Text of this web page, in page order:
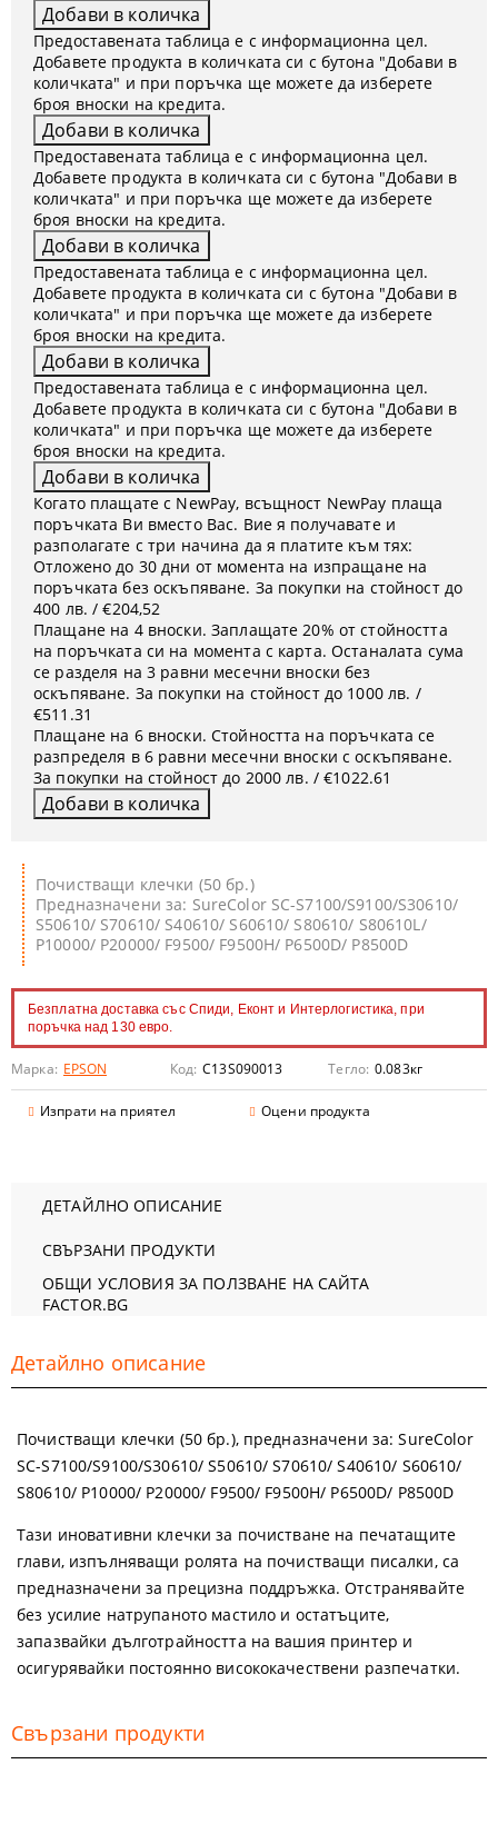
Почистващи клечки (50 бр.)
Предназначени за: SureColor SC-S7100/S9100/S30610/
S50610/ S70610/ S40610/ S60610/ S80610/ S80610L/
P10000/ P20000/ F9500/ F9500H/ P6500D/ P8500D
Безплатна доставка със Спиди, Еконт и Интерлогистика, при
поръчка над 130 евро.
Марка: EPSON Код: C13S090013 Тегло: 0.083кг
Изпрати на приятел Оцени продукта
Предоставената таблица е с информационна цел.
Добавете продукта в количката си с бутона "Добави в
количката" и при поръчка ще можете да изберете
броя вноски на кредита.
Предоставената таблица е с информационна цел.
Добавете продукта в количката си с бутона "Добави в
количката" и при поръчка ще можете да изберете
броя вноски на кредита.
Предоставената таблица е с информационна цел.
Добавете продукта в количката си с бутона "Добави в
количката" и при поръчка ще можете да изберете
броя вноски на кредита.
Предоставената таблица е с информационна цел.
Добавете продукта в количката си с бутона "Добави в
количката" и при поръчка ще можете да изберете
броя вноски на кредита.
Когато плащате с NewPay, всъщност NewPay плаща
поръчката Ви вместо Вас. Вие я получавате и
разполагате с три начина да я платите към тях:
Отложено до 30 дни от момента на изпращане на
поръчката без оскъпяване. За покупки на стойност до
400 лв. / €204,52
Плащане на 4 вноски. Заплащате 20% от стойността
на поръчката си на момента с карта. Останалата сума
се разделя на 3 равни месечни вноски без
оскъпяване. За покупки на стойност до 1000 лв. /
€511.31
Плащане на 6 вноски. Стойността на поръчката се
разпределя в 6 равни месечни вноски с оскъпяване.
За покупки на стойност до 2000 лв. / €1022.61
ДЕТАЙЛНО ОПИСАНИЕ
СВЪРЗАНИ ПРОДУКТИ
ОБЩИ УСЛОВИЯ ЗА ПОЛЗВАНЕ НА САЙТА
FACTOR.BG
Детайлно описание
Почистващи клечки (50 бр.), предназначени за: SureColor
SC-S7100/S9100/S30610/ S50610/ S70610/ S40610/ S60610/
S80610/ P10000/ P20000/ F9500/ F9500H/ P6500D/ P8500D
Тази иновативни клечки за почистване на печатащите
глави, изпълняващи ролята на почистващи писалки, са
предназначени за прецизна поддръжка. Отстранявайте
без усилие натрупаното мастило и остатъците,
запазвайки дълготрайността на вашия принтер и
осигурявайки постоянно висококачествени разпечатки.
Свързани продукти